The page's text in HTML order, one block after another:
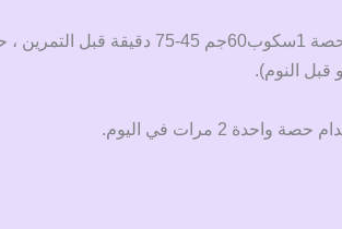
2 مرات في اليوم.